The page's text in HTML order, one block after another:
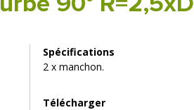
Spécifications
2 x manchon.
Télécharger